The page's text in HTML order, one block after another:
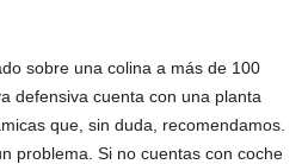
sobre una colina a más de 100
defensiva cuenta con una planta
que, sin duda, recomendamos.
problema. Si no cuentas con coche